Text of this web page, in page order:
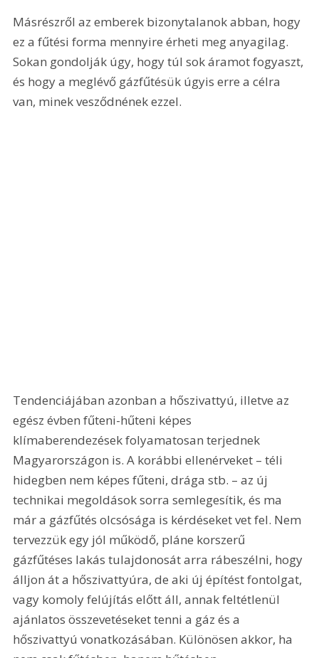
Másrészről az emberek bizonytalanok abban, hogy
ez a fűtési forma mennyire érheti meg anyagilag.
Sokan gondolják úgy, hogy túl sok áramot fogyaszt,
és hogy a meglévő gázfűtésük úgyis erre a célra
van, minek vesződnének ezzel.
Tendenciájában azonban a hőszivattyú, illetve az
egész évben fűteni-hűteni képes
klímaberendezések folyamatosan terjednek
Magyarországon is. A korábbi ellenérveket – téli
hidegben nem képes fűteni, drága stb. – az új
technikai megoldások sorra semlegesítik, és ma
már a gázfűtés olcsósága is kérdéseket vet fel. Nem
tervezzük egy jól működő, pláne korszerű
gázfűtéses lakás tulajdonosát arra rábeszélni, hogy
álljon át a hőszivattyúra, de aki új építést fontolgat,
vagy komoly felújítás előtt áll, annak feltétlenül
ajánlatos összevetéseket tenni a gáz és a
hőszivattyú vonatkozásában. Különösen akkor, ha